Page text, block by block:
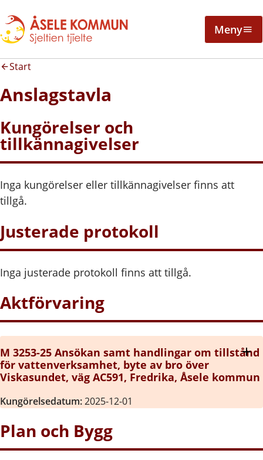
Meny
Start
Anslagstavla
Kungörelser och
tillkännagivelser
Inga kungörelser eller tillkännagivelser finns att
tillgå.
Justerade protokoll
Inga justerade protokoll finns att tillgå.
Aktförvaring
M 3253-25 Ansökan samt handlingar om tillstånd
för vattenverksamhet, byte av bro över
Viskasundet, väg AC591, Fredrika, Åsele kommun
Kungörelsedatum:2025-12-01
Plan och Bygg